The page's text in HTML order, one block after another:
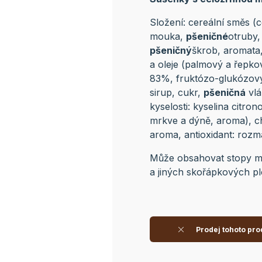
Složení: cereální směs
mouka, pšeničnéotruby,
pšeničnýškrob,
a oleje (palmový a
83%, fruktózo-
sirup, cukr, pšeničná
kyselosti: kyselina
mrkve a dýně, aroma),
aroma, antioxidant:
Může obsahovat stopy
a jiných skořápkových
Prodej tohoto